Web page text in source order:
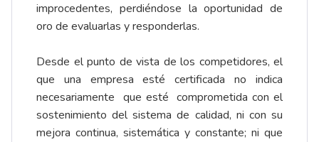
improcedentes, perdiéndose la oportunidad de
oro de evaluarlas y responderlas.
Desde el punto de vista de los competidores, el
que una empresa esté certificada no indica
necesariamente que esté comprometida con el
sostenimiento del sistema de calidad, ni con su
mejora continua, sistemática y constante; ni que